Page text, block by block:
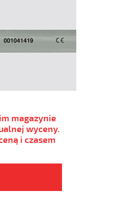
magazynie
wyceny.
i czasem